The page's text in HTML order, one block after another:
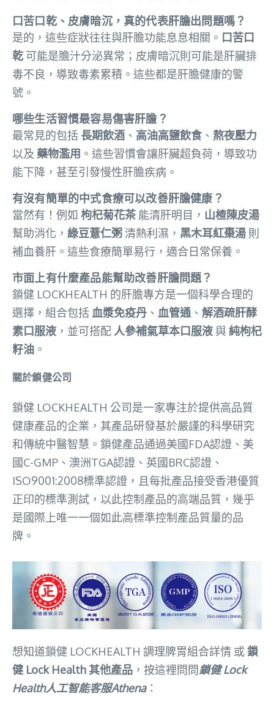
口苦口乾、皮膚暗沉，真的代表肝膽出問題嗎？
是的，這些症狀往往與肝膽功能息息相關。 口苦口
乾 可能是膽汁分泌異常；皮膚暗沉則可能是肝臟排
毒不良，導致毒素累積。這些都是肝膽健康的警
號。
哪些生活習慣最容易傷害肝膽？
最常見的包括 長期飲酒 、 高油高鹽飲食 、 熬夜壓力
以及 藥物濫用 。這些習慣會讓肝臟超負荷，導致功
能下降，甚至引發慢性肝膽疾病。
有沒有簡單的中式食療可以改善肝膽健康？
當然有！例如 枸杞菊花茶 能清肝明目， 山楂陳皮湯
幫助消化， 綠豆薏仁粥清熱利濕， 黑木耳紅棗湯 則
補血養肝。這些食療簡單易行，適合日常保養。
市面上有什麼產品能幫助改善肝膽問題？
鎖健 LOCKHEALTH 的肝膽專方是一個科學合理的
選擇，組合包括 血漿免疫丹 、 血管通 、 解酒疏肝酵
素口服液 ，並可搭配 人參補氣草本口服液 與純枸杞
籽油 。
關於鎖健公司
鎖健 LOCKHEALTH 公司是一家專注於提供高品質
健康產品的企業，其產品研發基於嚴謹的科學研究
和傳統中醫智慧。鎖健產品通過美國FDA認證、美
國C-GMP、澳洲TGA認證、英國BRC認證、
ISO9001:2008標準認證，且每批產品接受香港優質
正印的標準測試，以此控制產品的高端品質，幾乎
是國際上唯一一個如此高標準控制產品質量的品
牌。
想知道鎖健 LOCKHEALTH 調理脾胃組合詳情 或鎖
健 Lock Health 其他產品 ，按這裡問問 鎖健 Lock
Health人工智能客服Athena：